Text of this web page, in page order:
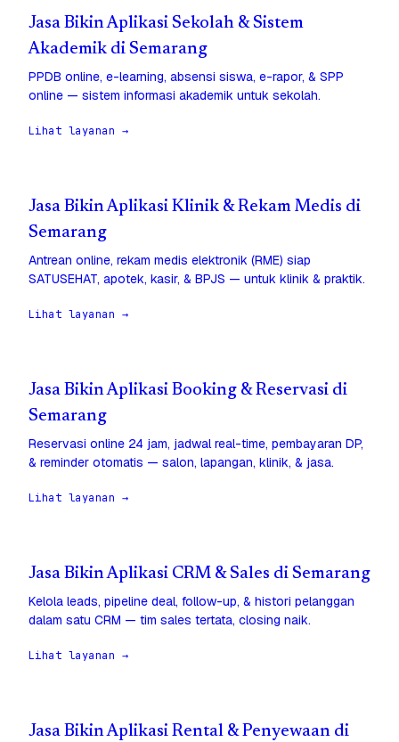
Jasa Bikin Aplikasi Sekolah & Sistem
Akademik di Semarang
PPDB online, e-learning, absensi siswa, e-rapor, & SPP
online — sistem informasi akademik untuk sekolah.
Lihat layanan →
Jasa Bikin Aplikasi Klinik & Rekam Medis di
Semarang
Antrean online, rekam medis elektronik (RME) siap
SATUSEHAT, apotek, kasir, & BPJS — untuk klinik & praktik.
Lihat layanan →
Jasa Bikin Aplikasi Booking & Reservasi di
Semarang
Reservasi online 24 jam, jadwal real-time, pembayaran DP,
& reminder otomatis — salon, lapangan, klinik, & jasa.
Lihat layanan →
Jasa Bikin Aplikasi CRM & Sales di Semarang
Kelola leads, pipeline deal, follow-up, & histori pelanggan
dalam satu CRM — tim sales tertata, closing naik.
Lihat layanan →
Jasa Bikin Aplikasi Rental & Penyewaan di